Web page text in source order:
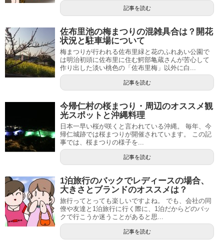
記事を読む
佐布里池の梅まつりの混雑具合は？開花
状況と駐車場について
梅まつりが行われる佐布里緑と花のふれあい公園で
は明治初頭に佐布里に住む鰐部亀蔵さんが苦心して
作り出した淡い桃色の「佐布里梅」以外に白...
記事を読む
今帰仁村の桜まつり・周辺のオススメ観
光スポットと沖縄料理
日本一早い桜が咲くと言われている沖縄。 毎年、今
帰仁城跡では桜まつりが開催されています。 この記
事では、桜まつりの様子を...
記事を読む
1泊旅行のバックでレディースの場合、
大きさとブランドのオススメは？
旅行ってとっても楽しいですよね。 でも、会社の同
僚や友達と1泊旅行に行く際に、1泊だからどのバッ
クで行こうか迷うことがあると思...
記事を読む